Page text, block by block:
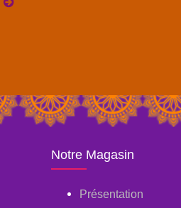
Notre Magasin
Présentation